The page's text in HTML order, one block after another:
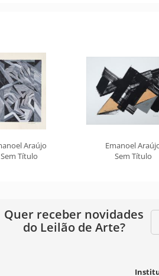
Araújo
Sem Título
Emanoel
Sem Título
Quer receber novidades
do Leilão de Arte?